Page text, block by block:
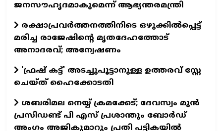
ജനസൗഹൃദമാകുമെന്ന് ആഭ്യന്തരമന്ത്രി
രക്ഷാപ്രവര്‍ത്തനത്തിനിടെ ഒഴുക്കില്‍പ്പെട്ട്
മരിച്ച രാജേഷിന്റെ മൃതദേഹത്തോട്
അനാദരവ്; അന്വേഷണം
'ഫ്രഷ് കട്ട്' അടച്ചുപൂട്ടാനുള്ള ഉത്തരവ് സ്റ്റേ
ചെയ്ത് ഹൈക്കോടതി
ശബരിമല നെയ്യ് ക്രമക്കേട്; ദേവസ്വം മുന്‍
പ്രസിഡണ്ട് പി എസ് പ്രശാന്തും ബോര്‍ഡ്
അംഗം അജികുമാറും പ്രതി പട്ടികയിൽ